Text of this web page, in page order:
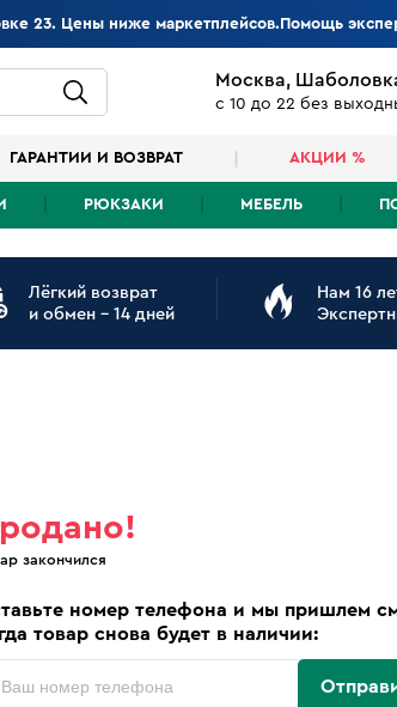
23. Цены ниже маркетплейсов.Помощь
Москва,
с 10 до 22 без
ГАРАНТИИ И ВОЗВРАТ АКЦИИ %
РЮКЗАКИ МЕБЕЛЬ
Лёгкий возврат
и обмен - 14 дней
Нам 16
закончился
номер телефона и мы пришлем
товар снова будет в наличии: